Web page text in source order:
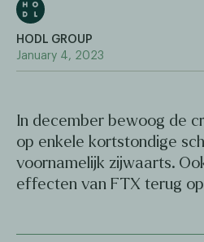
HODL GROUP
January 4, 2023
In december bewoog de
op enkele kortstondige
voornamelijk zijwaarts.
effecten van FTX terug